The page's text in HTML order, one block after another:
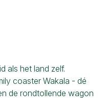
als het land zelf.
coaster Wakala - dé
de rondtollende wagon